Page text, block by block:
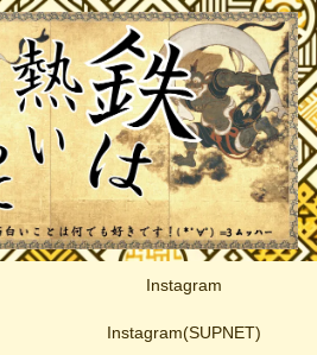
Instagram
Instagram(SUPNET)